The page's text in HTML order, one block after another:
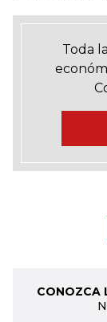
Toda
CONOZCA